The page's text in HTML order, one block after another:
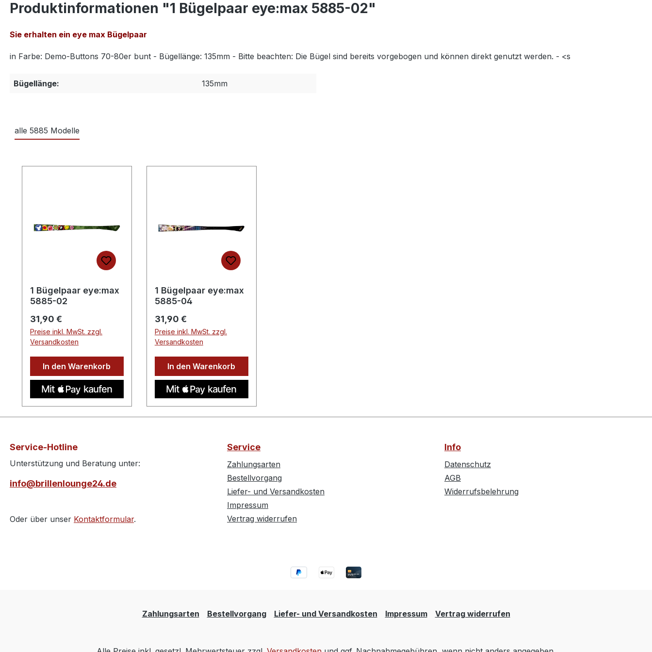
Produktinformationen "1 Bügelpaar eye:max 5885-02"
Sie erhalten ein eye max Bügelpaar
in Farbe: Demo-Buttons 70-80er bunt - Bügellänge: 135mm - Bitte beachten: Die Bügel sind bereits vorgebogen und können direkt genutzt werden. - <s
Bügellänge: 135mm
alle 5885 Modelle
1 Bügelpaar eye:max
5885-02
Regulärer Preis:
31,90 €
Preise inkl. MwSt. zzgl.
Versandkosten
In den Warenkorb
1 Bügelpaar eye:max
5885-04
Regulärer Preis:
31,90 €
Preise inkl. MwSt. zzgl.
Versandkosten
In den Warenkorb
Service-Hotline
Unterstützung und Beratung unter:
info@brillenlounge24.de
Oder über unser Kontaktformular.
Service
Zahlungsarten
Bestellvorgang
Liefer- und Versandkosten
Impressum
Vertrag widerrufen
Info
Datenschutz
AGB
Widerrufsbelehrung
Zahlungsarten Bestellvorgang Liefer- und Versandkosten Impressum Vertrag widerrufen